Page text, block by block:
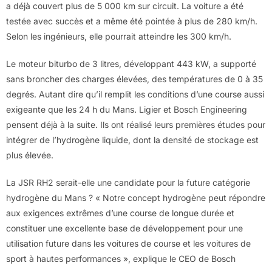
a déjà couvert plus de 5 000 km sur circuit. La voiture a été
testée avec succès et a même été pointée à plus de 280 km/h.
Selon les ingénieurs, elle pourrait atteindre les 300 km/h.
Le moteur biturbo de 3 litres, développant 443 kW, a supporté
sans broncher des charges élevées, des températures de 0 à 35
degrés. Autant dire qu’il remplit les conditions d’une course aussi
exigeante que les 24 h du Mans. Ligier et Bosch Engineering
pensent déjà à la suite. Ils ont réalisé leurs premières études pour
intégrer de l’hydrogène liquide, dont la densité de stockage est
plus élevée.
La JSR RH2 serait-elle une candidate pour la future catégorie
hydrogène du Mans ? « Notre concept hydrogène peut répondre
aux exigences extrêmes d’une course de longue durée et
constituer une excellente base de développement pour une
utilisation future dans les voitures de course et les voitures de
sport à hautes performances », explique le CEO de Bosch